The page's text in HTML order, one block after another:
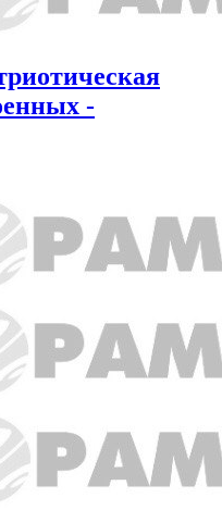
-